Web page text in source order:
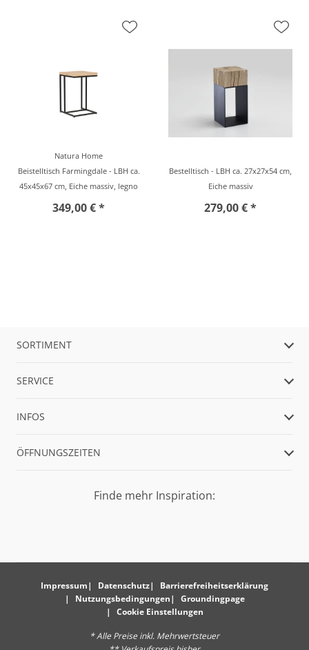
Natura Home
Beistelltisch Farmingdale - LBH ca.
45x45x67 cm, Eiche massiv, legno
349,00 € *
Bestelltisch - LBH ca. 27x27x54 cm,
Eiche massiv
279,00 € *
SORTIMENT
SERVICE
INFOS
ÖFFNUNGSZEITEN
Finde mehr Inspiration:
Impressum Datenschutz
Barrierefreiheitserklärung
Nutzungsbedingungen
Groundingpage
Cookie Einstellungen
* Alle Preise inkl. Mehrwertsteuer